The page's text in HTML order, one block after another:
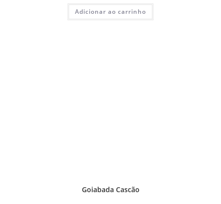
Adicionar ao carrinho
Goiabada Cascão